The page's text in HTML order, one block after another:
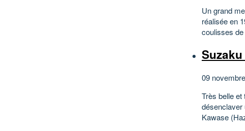
Un grand
réalisée en
coulisses
09
Très belle et
désenclaver
Kawase